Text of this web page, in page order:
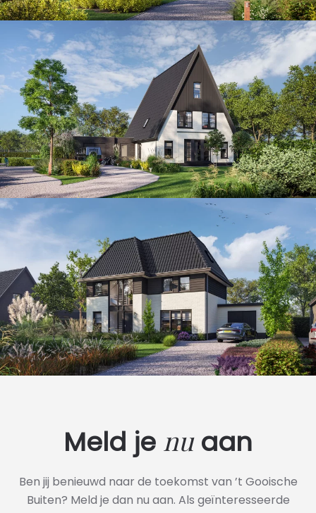
Meld je nuaan
Ben jij benieuwd naar de toekomst van ’t Gooische
Buiten? Meld je dan nu aan. Als geïnteresseerde